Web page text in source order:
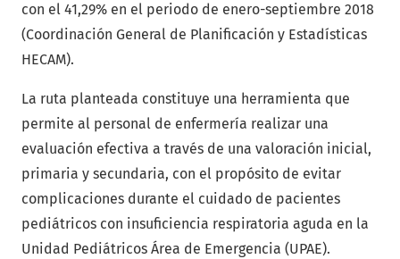
con el 41,29% en el periodo de enero-septiembre 2018
(Coordinación General de Planificación y Estadísticas
HECAM).
La ruta planteada constituye una herramienta que
permite al personal de enfermería realizar una
evaluación efectiva a través de una valoración inicial,
primaria y secundaria, con el propósito de evitar
complicaciones durante el cuidado de pacientes
pediátricos con insuficiencia respiratoria aguda en la
Unidad Pediátricos Área de Emergencia (UPAE).